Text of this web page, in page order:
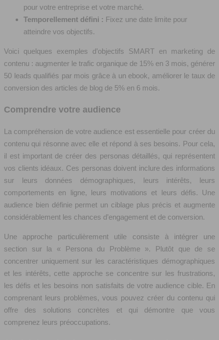
pour votre entreprise et votre marché.
Temporellement défini : Fixez une date limite pour
atteindre vos objectifs.
Voici quelques exemples d’objectifs SMART en marketing de
contenu : augmenter le trafic organique de 15% en 3 mois, générer
50 leads qualifiés par mois grâce à un ebook, améliorer le taux de
conversion des articles de blog de 5% en 6 mois.
Comprendre votre audience
La compréhension de votre audience est essentielle pour créer du
contenu qui résonne avec elle et répond à ses besoins. Pour cela,
il est important de créer des personas détaillés, qui représentent
vos clients idéaux. Ces personas doivent inclure des informations
sur leurs données démographiques, leurs intérêts, leurs
comportements en ligne, leurs motivations et leurs défis. Une
audience bien définie permet un ciblage plus précis et augmente
considérablement les chances d’engagement et de conversion.
Une approche particulièrement utile consiste à intégrer une
section sur la « Persona du Problème ». Plutôt que de se
concentrer uniquement sur les caractéristiques démographiques
et les intérêts, cette approche se concentre sur les frustrations,
les défis et les besoins non satisfaits de votre audience cible. En
comprenant leurs problèmes, vous pouvez créer du contenu qui
offre des solutions concrètes et qui démontre que vous
comprenez leurs préoccupations.